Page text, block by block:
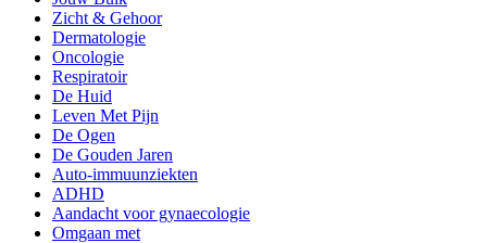
Zicht & Gehoor
Dermatologie
Oncologie
Respiratoir
De Huid
Leven Met Pijn
De Ogen
De Gouden Jaren
Auto-immuunziekten
ADHD
Aandacht voor gynaecologie
Omgaan met